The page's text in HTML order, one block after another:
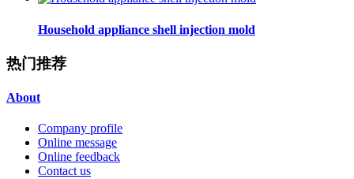
Household appliance shell injection mold
热门推荐
About
Company profile
Online message
Online feedback
Contact us